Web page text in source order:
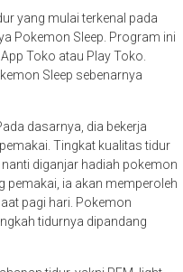
yang mulai terkenal pada
Pokemon Sleep. Program ini
Toko atau Play Toko.
Sleep sebenarnya
dasarnya, dia bekerja
Tingkat kualitas tidur
diganjar hadiah pokemon
pemakai, ia akan memperoleh
pagi hari. Pokemon
tidurnya dipandang